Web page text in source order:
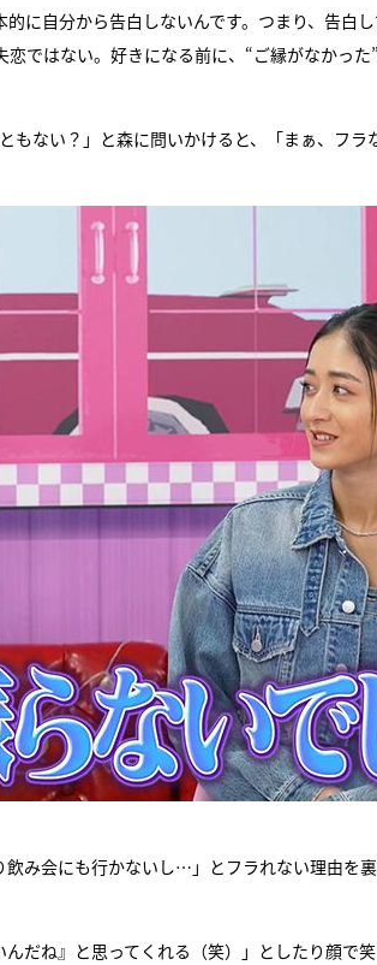
に自分から告白しないんです。つまり、告白し
ではない。好きになる前に、“ご縁がなかっ
もない？」と森に問いかけると、「まぁ、フ
み会にも行かないし…」とフラれない理由を
だね』と思ってくれる（笑）」としたり顔で